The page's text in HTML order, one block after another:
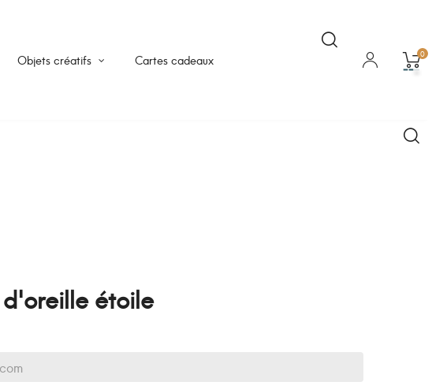
Objets créatifs Cartes cadeaux 0
étoile